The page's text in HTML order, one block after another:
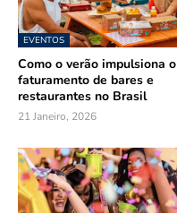
EVENTOS
Como o verão impulsiona o
faturamento de bares e
restaurantes no Brasil
21 Janeiro, 2026